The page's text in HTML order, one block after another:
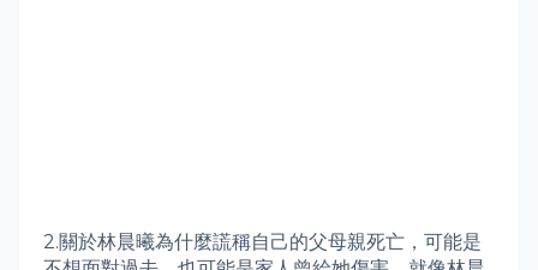
2.關於林晨曦為什麼謊稱自己的父母親死亡，可能是